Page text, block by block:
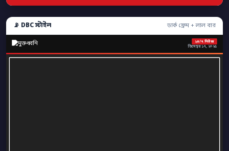
📡 DBC স্টাইল ডার্ক ফ্রেম + লাল বার
২৪/৭ নিউজ
ডিসেম্বর ১৭, ২০২৫